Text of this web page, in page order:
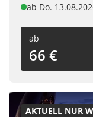
ab Do.
ab
66 €
AKTUELL NUR